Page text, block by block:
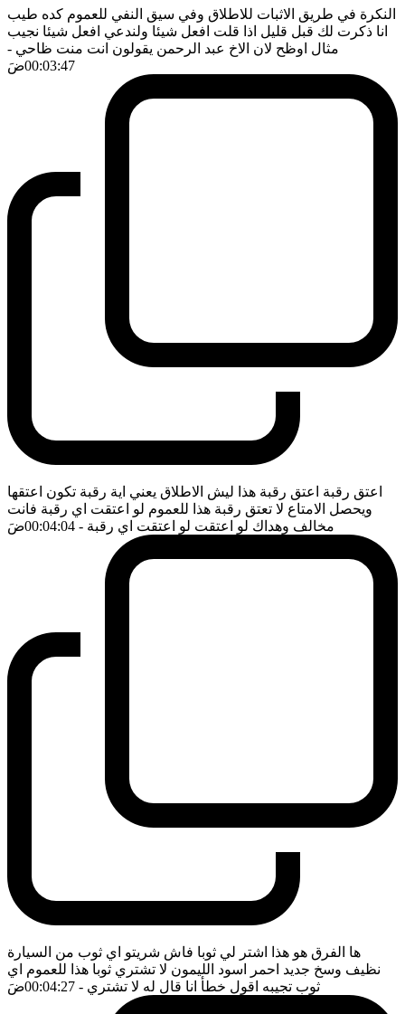
النكرة في طريق الاثبات للاطلاق وفي سيق النفي للعموم كده طيب
انا ذكرت لك قبل قليل اذا قلت افعل شيئا ولندعي افعل شيئا نجيب
مثال اوظح لان الاخ عبد الرحمن يقولون انت منت ظاحي -
00:03:47ضَ
اعتق رقبة اعتق رقبة هذا ليش الاطلاق يعني اية رقبة تكون اعتقها
ويحصل الامتاع لا تعتق رقبة هذا للعموم لو اعتقت اي رقبة فانت
مخالف وهداك لو اعتقت لو اعتقت اي رقبة - 00:04:04 ضَ
ها الفرق هو هذا اشتر لي ثوبا فاش شريتو اي ثوب من السيارة
نظيف وسخ جديد احمر اسود الليمون لا تشتري ثوبا هذا للعموم اي
ثوب تجيبه اقول خطأ انا قال له لا تشتري - 00:04:27 ضَ